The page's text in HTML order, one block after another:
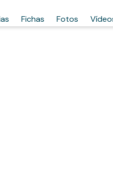
Fichas Fotos